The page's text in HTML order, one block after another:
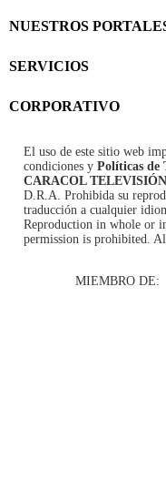
NUESTROS
SERVICIOS
CORPORATIVO
El uso de este sitio web
condiciones y Políticas de
CARACOL
D.R.A. Prohibida su
traducción a cualquier
Reproduction in whole or
permission is prohibited.
MIEMBRO DE: